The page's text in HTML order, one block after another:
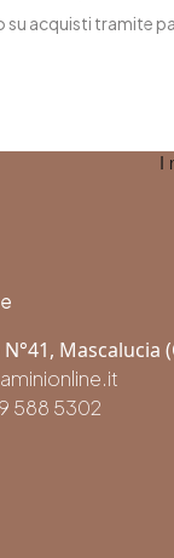
su acquisti tramite
Mascalucia
588 5302